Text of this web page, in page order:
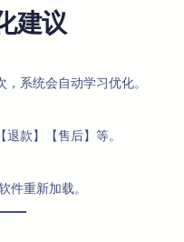
建议
系统会自动学习优化。
款】【售后】等。
件重新加载。